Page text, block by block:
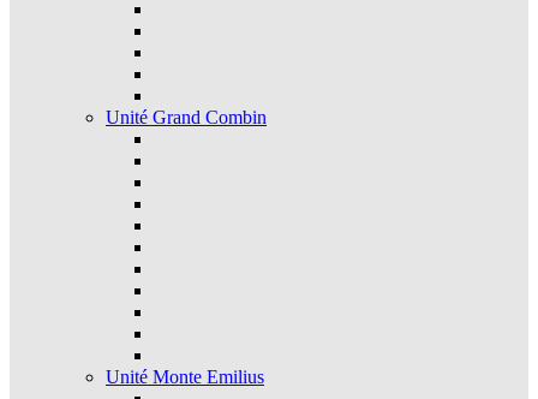
Unité Grand Combin
Unité Monte Emilius